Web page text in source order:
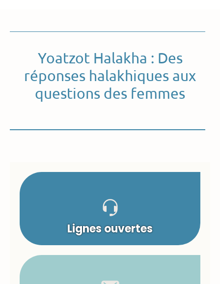
Yoatzot Halakha : Des
réponses halakhiques aux
questions des femmes
Lignes ouvertes